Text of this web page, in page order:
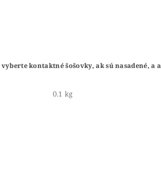
kontaktné šošovky, ak sú nasadené, a
0.1 kg